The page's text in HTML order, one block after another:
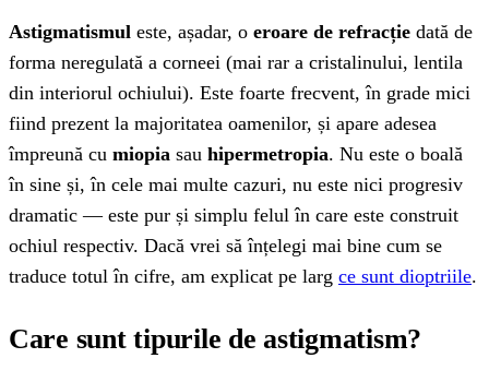
Astigmatismul este, așadar, o eroare de refracție dată de
forma neregulată a corneei (mai rar a cristalinului, lentila
din interiorul ochiului). Este foarte frecvent, în grade mici
fiind prezent la majoritatea oamenilor, și apare adesea
împreună cu miopia sau hipermetropia. Nu este o boală
în sine și, în cele mai multe cazuri, nu este nici progresiv
dramatic — este pur și simplu felul în care este construit
ochiul respectiv. Dacă vrei să înțelegi mai bine cum se
traduce totul în cifre, am explicat pe larg ce sunt dioptriile.
Care sunt tipurile de astigmatism?